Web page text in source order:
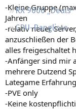
RX 9000 „Deals“
CPU-Rangliste
-Kleine Gruppe
Jahren
-relativ neuer
anzuschließen der
alles freigeschaltet
-Anfänger sind mir
mehrere Dutzend
Lategame
-PVE only
-Keine